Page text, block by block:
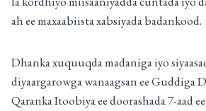
ah ee maxaabiista xabsiyada badankood.
Dhanka xuquuqda madaniga iyo
diyaargarowga wanaagsan ee Guddiga
Qaranka Itoobiya ee doorashada 7-aad